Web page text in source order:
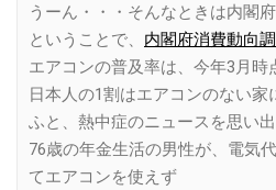
うーん・・・そんなときは内閣
ということで、 内閣府消費動向
エアコンの普及率は、今年3月時
日本人の1割はエアコンのない家
ふと、熱中症のニュースを思い出
76歳の年金生活の男性が、電気
てエアコンを使えず